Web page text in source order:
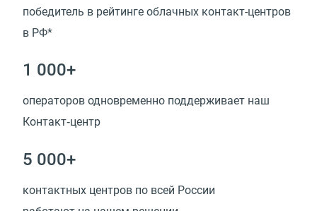
победитель в рейтинге облачных контакт-центров
в РФ*
1 000+
операторов одновременно поддерживает наш
Контакт‑центр
5 000+
контактных центров по всей России